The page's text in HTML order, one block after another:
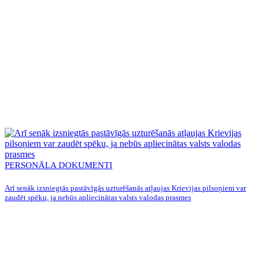
PERSONĀLA DOKUMENTI
Arī senāk izsniegtās pastāvīgās uzturēšanās atļaujas Krievijas pilsoņiem var
zaudēt spēku, ja nebūs apliecinātas valsts valodas prasmes